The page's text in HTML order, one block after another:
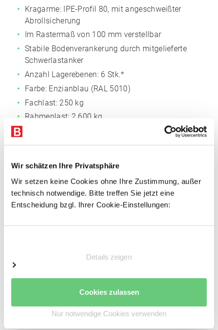
Wir schätzen Ihre Privatsphäre
Wir setzen keine Cookies ohne Ihre Zustimmung, außer
technisch notwendige. Bitte treffen Sie jetzt eine
Entscheidung bzgl. Ihrer Cookie-Einstellungen:
Details zeigen
Cookies zulassen
Nur notwendige Cookies verwenden
Kragarme: IPE-Profil 80, mit angeschweißter
Abrollsicherung
Im Rastermaß von 100 mm verstellbar
Stabile Bodenverankerung durch mitgelieferte
Schwerlastanker
Anzahl Lagerebenen: 6 Stk.*
Farbe: Enzianblau (RAL 5010)
Fachlast: 250 kg
Rahmenlast: 2.600 kg
*Alle angegebenen Traglasten gelten für gleichmäßig
verteilte Lasten.
Abmessungen
Nutztiefe: 400 mm